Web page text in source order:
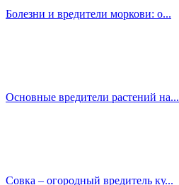
Болезни и вредители моркови: о...
Основные вредители растений на...
Совка – огородный вредитель ку...